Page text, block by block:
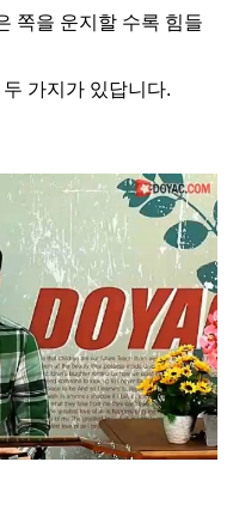
쪽을 운지할 수록 힘들
가지가 있답니다.